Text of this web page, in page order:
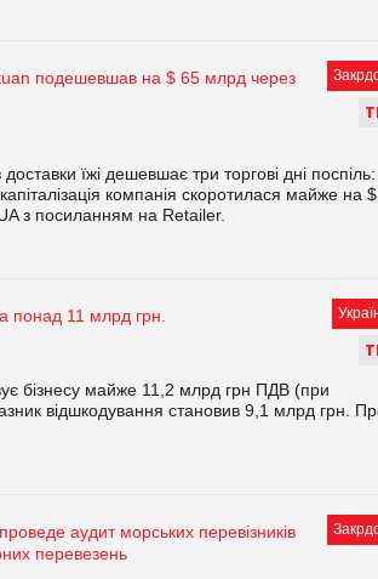
Т
подешевшав на $ 65 млрд через
їжі дешевшає три торгові дні поспіль:
компанія скоротилася майже на $
з посиланням на Retailer.
Т
понад 11 млрд грн.
бізнесу майже 11,2 млрд грн ПДВ (при
відшкодування становив 9,1 млрд грн.
аудит морських перевізників
перевезень